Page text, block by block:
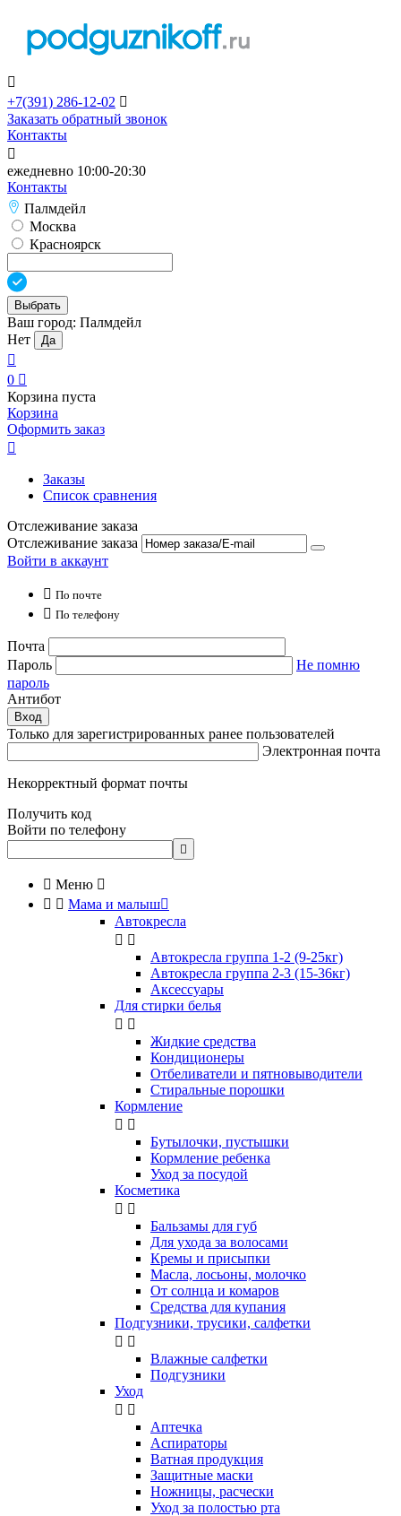

+7(391) 286-12-02 
Заказать обратный звонок
Контакты

ежедневно 10:00-20:30
Контакты
Палмдейл
Москва
Красноярск
Выбрать
Ваш город: Палмдейл
Нет
Да

0 
Корзина пуста
Корзина
Оформить заказ

Заказы
Список сравнения
Отслеживание заказа
Отслеживание заказа
Войти в аккаунт
 По почте
 По телефону
Почта
Пароль
Не помню
пароль
Антибот
Вход
Только для зарегистрированных ранее пользователей
Электронная почта
Некорректный формат почты
Получить код
Войти по телефону

 Меню 
  Мама и малыш
Автокресла
 
Автокресла группа 1-2 (9-25кг)
Автокресла группа 2-3 (15-36кг)
Аксессуары
Для стирки белья
 
Жидкие средства
Кондиционеры
Отбеливатели и пятновыводители
Стиральные порошки
Кормление
 
Бутылочки, пустышки
Кормление ребенка
Уход за посудой
Косметика
 
Бальзамы для губ
Для ухода за волосами
Кремы и присыпки
Масла, лосьоны, молочко
От солнца и комаров
Средства для купания
Подгузники, трусики, салфетки
 
Влажные салфетки
Подгузники
Уход
 
Аптечка
Аспираторы
Ватная продукция
Защитные маски
Ножницы, расчески
Уход за полостью рта